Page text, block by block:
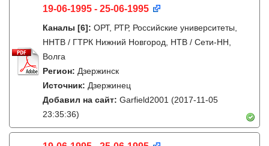
19-06-1995 - 25-06-1995
Каналы [6]: ОРТ, РТР, Российские университеты,
ННТВ / ГТРК Нижний Новгород, НТВ / Сети-НН,
Волга
Регион: Дзержинск
Источник: Дзержинец
Добавил на сайт: Garfield2001 (2017-11-05
23:35:36)